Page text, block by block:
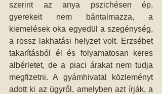
szerint az anya pszichésen ép,
gyerekeit nem bántalmazza, a
kiemelések oka egyedül a szegénység,
a rossz lakhatási helyzet volt. Erzsébet
takarításból él és folyamatosan keres
albérletet, de a piaci árakat nem tudja
megfizetni. A gyámhivatal közleményt
adott ki az ügyről, amelyben azt írják, a